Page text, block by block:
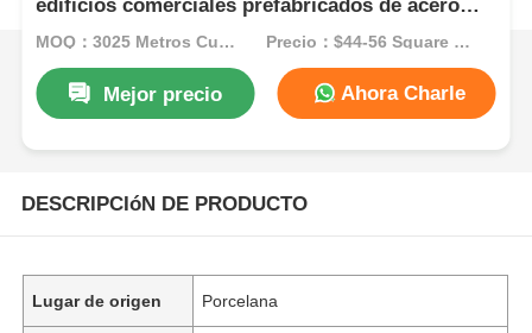
edificios comerciales prefabricados de acero
contra corrosión
MOQ：3025 Metros Cuadrados Precio：$44-56 Square Meters
Mejor precio Ahora Charle
DESCRIPCIóN DE PRODUCTO
Lugar de origen Porcelana